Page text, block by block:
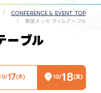
績
CONFERENCE & EVENT TOP
幕張メッセ タイムテーブル
ーブル
17(木) 10/18(金)